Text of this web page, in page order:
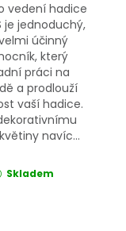
vedení hadice
je jednoduchý,
účinný
který
práci na
a prodlouží
vaší hadice.
navíc...
Skladem